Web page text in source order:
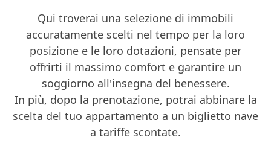
Qui troverai una selezione di immobili
accuratamente scelti nel tempo per la loro
posizione e le loro dotazioni, pensate per
offrirti il massimo comfort e garantire un
soggiorno all'insegna del benessere.
In più, dopo la prenotazione, potrai abbinare la
scelta del tuo appartamento a un biglietto nave
a tariffe scontate.